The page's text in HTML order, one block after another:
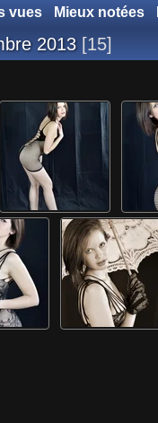
vues Mieux notées
2013 15